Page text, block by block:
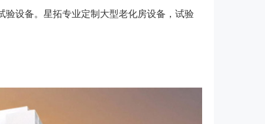
设备。星拓专业定制大型老化房设备，试验